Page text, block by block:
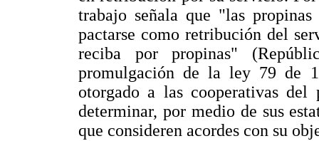
trabajo señala que "las
pactarse como retribución del
reciba por propinas"
promulgación de la ley 79 de
otorgado a las cooperativas
determinar, por medio de sus
que consideren acordes con su